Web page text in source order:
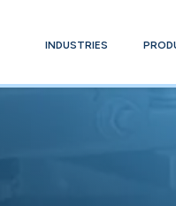
INDUSTRIES